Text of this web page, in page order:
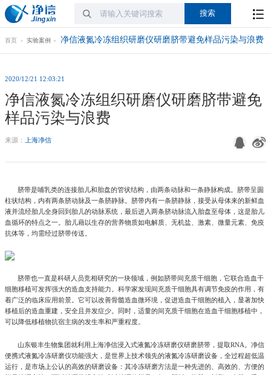
首页 实验案例 净信液氮冷冻组织研磨仪研磨脐带避免样品污染与浪费
2020/12/21 12:03:21
净信液氮冷冻组织研磨仪研磨脐带避免
样品污染与浪费
来源： 上海净信
脐带是哺乳类的连接胎儿和胎盘的管状结构，由两条动脉和一条静脉构成。脐带呈圆
柱状结构，内有两条脐动脉及一条脐静脉。脐带内有一条脐静脉，接受从母体来的新鲜血
液并流经胎儿全身回到胎儿的动脉系统，最后进入两条脐动脉流入胎盘至母体，这是胎儿
血循环的特点之一。胎儿藉以生存的营养物质如电解质、无机盐、激素、微量元素、免疫
抗体等，均需经过脐带传送。
脐带也一直是科研人员竞相研究的一块领域，例如脐带间充质干细胞，它联合造血干
细胞移植可发挥强大的造血支持能力。科学家发现间充质干细胞具有调节免疫的作用，有
着广泛的临床应用前景。它可以改善骨髓造血微环境，促进造血干细胞的植入，显著加快
移植后的造血重建，安全且并发症少。同时，适量的间充质干细胞在造血干细胞移植中，
可以降低移植物抗宿主病的发生率和严重程度。
山东银丰生物集团就利用上海净信浸入式液氮冷冻研磨仪研磨脐带，提取RNA。净信
便携式液氮冷冻研磨仪功能强大，是世界上技术领先的液氮冷冻研磨设备，全过程超低温
运行，是市场上公认的高效的研磨设备：其冷冻研磨方法是一种先进的、高效的、方便的